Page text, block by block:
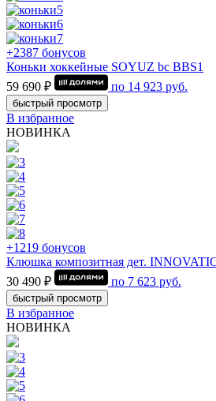
+2387 бонусов
Коньки хоккейные SOYUZ bc BBS1
59 690 ₽
по 14 923 руб.
быстрый просмотр
В избранное
НОВИНКА
+1219 бонусов
Клюшка композитная дет.
30 490 ₽
по 7 623 руб.
быстрый просмотр
В избранное
НОВИНКА